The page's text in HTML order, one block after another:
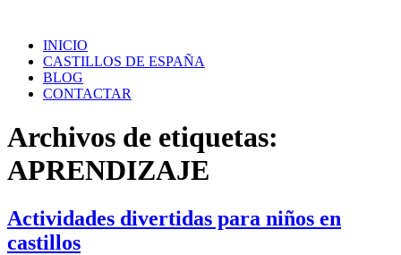
contenidoINICIO
CASTILLOS DE ESPAÑA
BLOG
CONTACTAR
Archivos de etiquetas:
APRENDIZAJE
Actividades divertidas para niños en
castillos